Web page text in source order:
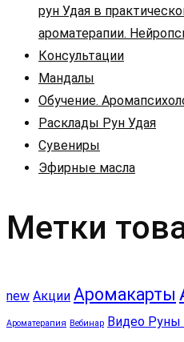
рун Удая в
ароматерапии.
Консультации
Мандалы
Обучение.
Расклады Рун Удая
Сувениры
Эфирные масла
Метки
new Акции Аромакарты
Ароматерапия Вебинар Видео Руны